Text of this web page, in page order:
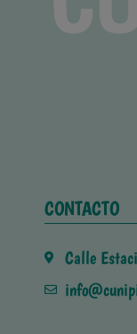
CONTACTO
Calle